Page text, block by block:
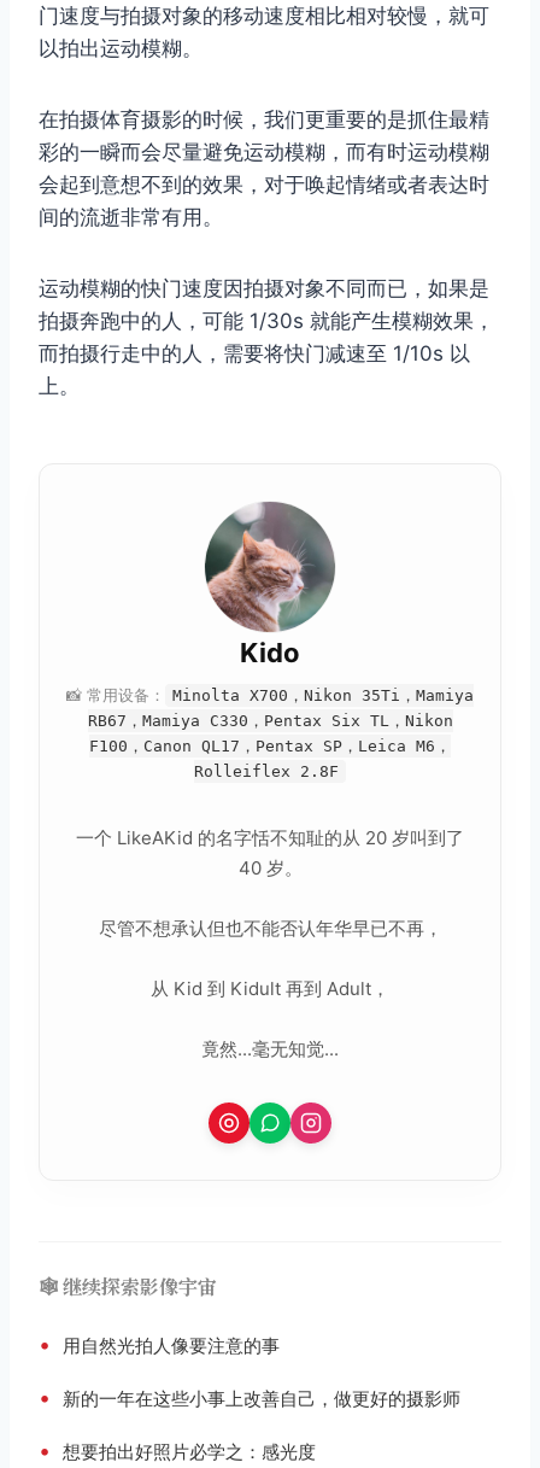
门速度与拍摄对象的移动速度相比相对较慢，就可
以拍出运动模糊。
在拍摄体育摄影的时候，我们更重要的是抓住最精
彩的一瞬而会尽量避免运动模糊，而有时运动模糊
会起到意想不到的效果，对于唤起情绪或者表达时
间的流逝非常有用。
运动模糊的快门速度因拍摄对象不同而已，如果是
拍摄奔跑中的人，可能 1/30s 就能产生模糊效果，
而拍摄行走中的人，需要将快门减速至 1/10s 以
上。
Kido
📸 常用设备：
Minolta X700，Nikon 35Ti，Mamiya
RB67，Mamiya C330，Pentax Six TL，Nikon
F100，Canon QL17，Pentax SP，Leica M6，
Rolleiflex 2.8F
一个 LikeAKid 的名字恬不知耻的从 20 岁叫到了
40 岁。
尽管不想承认但也不能否认年华早已不再，
从 Kid 到 Kidult 再到 Adult，
竟然...毫无知觉...
🕸️ 继续探索影像宇宙
• 用自然光拍人像要注意的事
• 新的一年在这些小事上改善自己，做更好的摄影师
• 想要拍出好照片必学之：感光度